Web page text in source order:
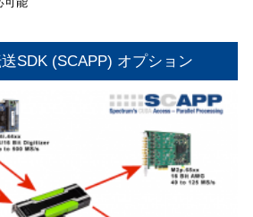
SDK (SCAPP) オプション